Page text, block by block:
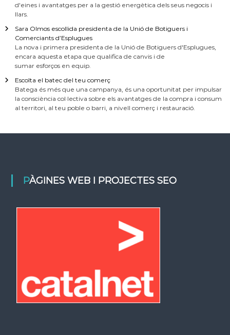
d'eines i avantatges per a la gestió energètica dels seus negocis i
llars.
Sara Olmos escollida presidenta de la Unió de Botiguers i
Comerciants d’Esplugues
La nova i primera presidenta de la Unió de Botiguers d'Esplugues,
encara aquesta etapa que qualifica de canvis i de
sumar esforços en equip.
Escolta el batec del teu comerç
Batega és més que una campanya, és una oportunitat per impulsar
la consciència col·lectiva sobre els avantatges de la compra i consum
al territori, al teu poble o barri, a nivell comerç i restauració.
PÀGINES WEB I PROJECTES SEO